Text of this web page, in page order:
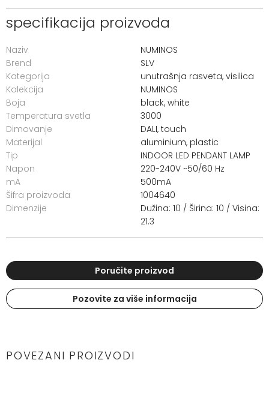
specifikacija proizvoda
Naziv
NUMINOS
Brend
SLV
Kategorija
unutrašnja rasveta, visilica
Kolekcija
NUMINOS
Boja
black, white
Temperatura svetla
3000
Dimovanje
DALI, touch
Materijal
aluminium, plastic
Tip
INDOOR LED PENDANT LAMP
Napon
220-240V ~50/60 Hz
mA
500mA
Šifra proizvoda
1004640
Dimenzije
Dužina: 10 / Širina: 10 / Visina:
21.3
Poručite proizvod
Pozovite za više informacija
POVEZANI PROIZVODI